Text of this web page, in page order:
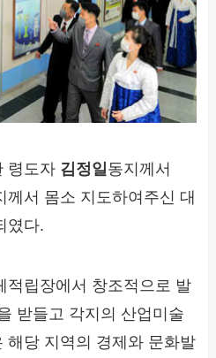
령도자 김정일동지께서
께서 몸소 지도하여주신 대
였다.
적립장에서 창조적으로 발
받들고 각지의 산업미술
해당 지역의 경제와 문화발